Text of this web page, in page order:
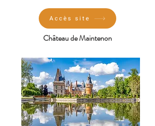
Accès site
Château de Maintenon